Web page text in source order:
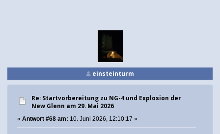
einsteinturm
Re: Startvorbereitung zu NG-4 und Explosion der
New Glenn am 29. Mai 2026
« Antwort #68 am: 10. Juni 2026, 12:10:17 »